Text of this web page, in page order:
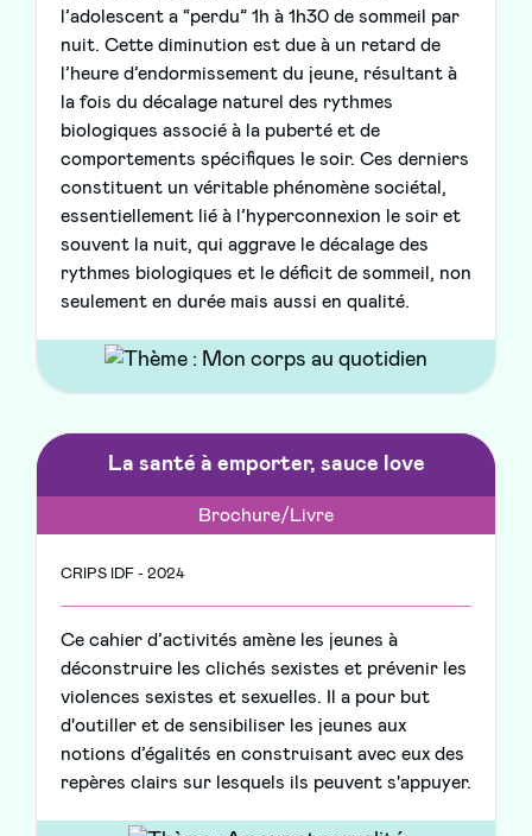
l’adolescent a “perdu” 1h à 1h30 de sommeil par
nuit. Cette diminution est due à un retard de
l’heure d’endormissement du jeune, résultant à
la fois du décalage naturel des rythmes
biologiques associé à la puberté et de
comportements spécifiques le soir. Ces derniers
constituent un véritable phénomène sociétal,
essentiellement lié à l’hyperconnexion le soir et
souvent la nuit, qui aggrave le décalage des
rythmes biologiques et le déficit de sommeil, non
seulement en durée mais aussi en qualité.
La santé à emporter, sauce love
Brochure/Livre
CRIPS IDF - 2024
Ce cahier d’activités amène les jeunes à
déconstruire les clichés sexistes et prévenir les
violences sexistes et sexuelles. Il a pour but
d'outiller et de sensibiliser les jeunes aux
notions d’égalités en construisant avec eux des
repères clairs sur lesquels ils peuvent s'appuyer.